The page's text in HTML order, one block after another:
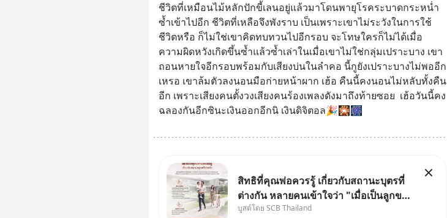
ชีวิตที่เหมือนไม้หลักปักขี้เลนอยู่แล้วมาโดนพายุโรคระบาดกระหน่ำ
ซ้ำเข้าไปอีก ชีวิตที่เหลือจึงพังราบ เป็นเพราะเขาไม่ระวังในการใช้
ชีวิตหรือ ก็ไม่ใช่เขาคิดทบทวนไปอีกรอบ จะโทษใครก็ไม่ได้เมื่อ
ความผิดหวังเกิดขึ้นซ้ำแล้วซ้ำเล่าในเมื่อเขาไม่ใช่กลุ่มเปราะบาง เขา
ถอนหายใจอีกรอบพร้อมกับเสียงบ่นในลำคอ นี้กูยังเปราะบางไม่พออีก
เหรอ เขาล้มตัวลงนอนมือก่ายหน้าผาก เฮ้อ คืนนี้คงนอนไม่หลับทั้งคืน
อีก เพราะเสียงคนตั้งวงเสียงคนร้องเพลงดังมาถึงท้ายซอย  เฮ้อวันนี้คง
ฉลองกันอีกซินะเงินออกอีกนิ เงินดิจิตอล🎉🎇🎆
สิทธิที่คุณพ่อควรรู้ เกี่ยวกับสถานะบุตรที่
ต่างกัน หลายคนเข้าใจว่า "เมื่อเป็นลูกของ
พ่อและแม่ ก็ย่อมเป็นบุตรชอบด้วย
บูสต์โดย SCB Thailand